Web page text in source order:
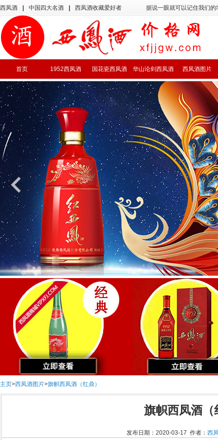
西凤酒 中国四大名酒 西凤酒收藏爱好者 据说一眼就可以记住我们
首页 1952西凤酒 国花瓷西凤酒 华山论剑西凤酒 西凤酒图片
主页>西凤酒图片>旗帜西凤酒（红鼎）
旗帜西凤酒（
发布日期：2020-03-17 作者： 西